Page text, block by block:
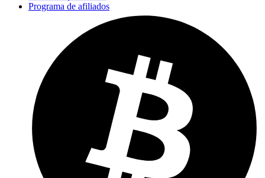
Programa de afiliados